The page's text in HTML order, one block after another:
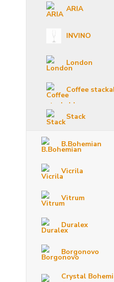
ARIA
INVINO
London
Coffee
Stack
B.Bohemian
Vicrila
Vitrum
Duralex
Borgonovo
Crystal